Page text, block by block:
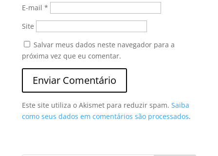
E-mail *
Site
Salvar meus dados neste navegador para a
próxima vez que eu comentar.
Este site utiliza o Akismet para reduzir spam. Saiba
como seus dados em comentários são processados.